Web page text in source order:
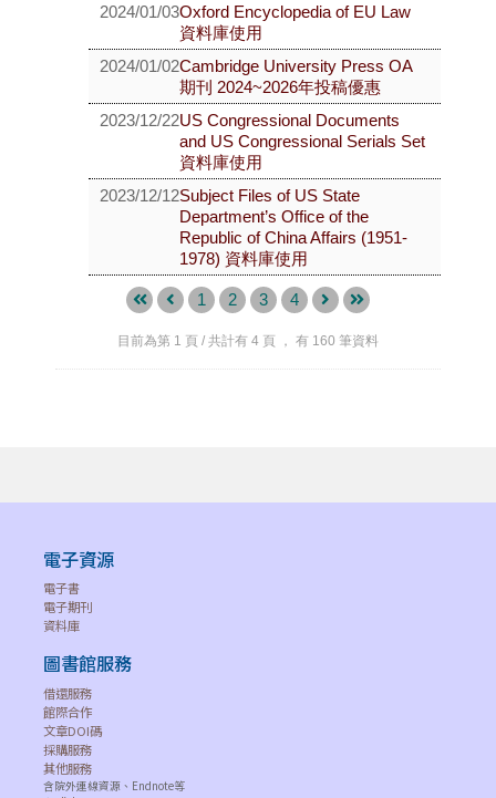
2024/01/03Oxford Encyclopedia of EU Law
資料庫使用
2024/01/02Cambridge University Press OA
期刊 2024~2026年投稿優惠
2023/12/22US Congressional Documents
and US Congressional Serials Set
資料庫使用
2023/12/12Subject Files of US State
Department’s Office of the
Republic of China Affairs (1951-
1978) 資料庫使用
1 2 3 4
目前為第 1 頁 / 共計有 4 頁 ， 有 160 筆資料
電子資源
電子書
電子期刊
資料庫
圖書館服務
借還服務
館際合作
文章DOI碼
採購服務
其他服務
含院外連線資源、Endnote等